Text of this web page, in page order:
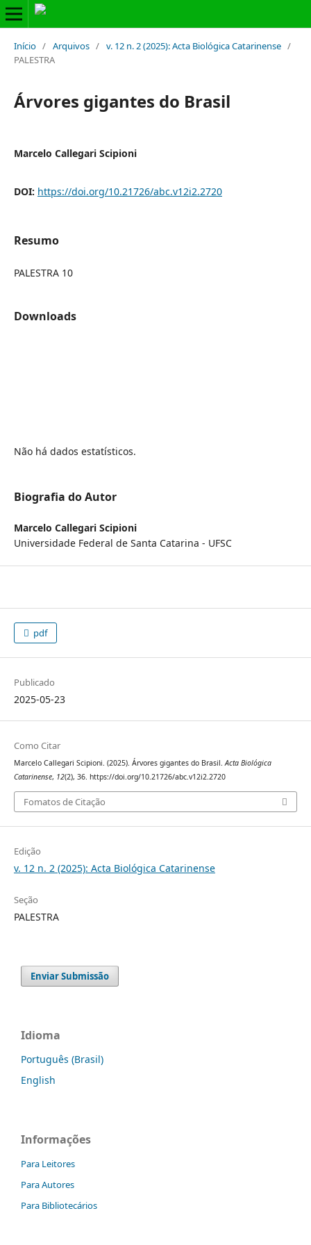
Início / Arquivos / v. 12 n. 2 (2025): Acta Biológica Catarinense /
PALESTRA
Árvores gigantes do Brasil
Marcelo Callegari Scipioni
DOI: https://doi.org/10.21726/abc.v12i2.2720
Resumo
PALESTRA 10
Downloads
Não há dados estatísticos.
Biografia do Autor
Marcelo Callegari Scipioni
Universidade Federal de Santa Catarina - UFSC
pdf
Publicado
2025-05-23
Como Citar
Marcelo Callegari Scipioni. (2025). Árvores gigantes do Brasil.Acta Biológica
Catarinense, 12(2), 36. https://doi.org/10.21726/abc.v12i2.2720
Fomatos de Citação
Edição
v. 12 n. 2 (2025): Acta Biológica Catarinense
Seção
PALESTRA
Enviar Submissão
Idioma
Português (Brasil)
English
Informações
Para Leitores
Para Autores
Para Bibliotecários